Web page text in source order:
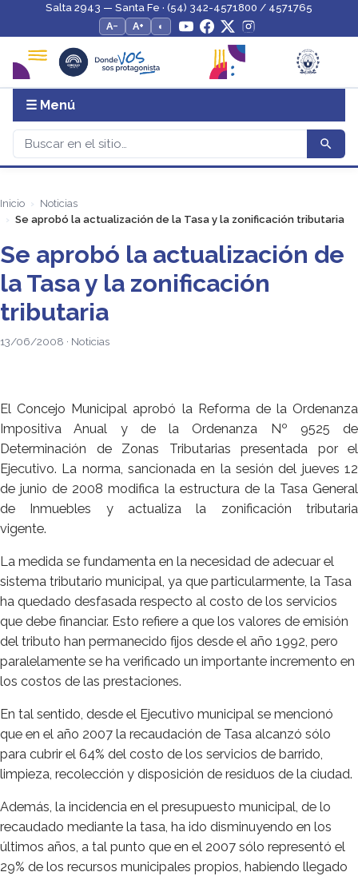
Salta 2943 — Santa Fe · (54) 342-4571800 / 4571765
A−
A+ ◐
☰ Menú
Inicio
Noticias
Se aprobó la actualización de la Tasa y la zonificación tributaria
Se aprobó la actualización de
la Tasa y la zonificación
tributaria
13/06/2008 · Noticias
El Concejo Municipal aprobó la Reforma de la Ordenanza
Impositiva Anual y de la Ordenanza Nº 9525 de
Determinación de Zonas Tributarias presentada por el
Ejecutivo. La norma, sancionada en la sesión del jueves 12
de junio de 2008 modifica la estructura de la Tasa General
de Inmuebles y actualiza la zonificación tributaria
vigente.
La medida se fundamenta en la necesidad de adecuar el
sistema tributario municipal, ya que particularmente, la Tasa
ha quedado desfasada respecto al costo de los servicios
que debe financiar. Esto refiere a que los valores de emisión
del tributo han permanecido fijos desde el año 1992, pero
paralelamente se ha verificado un importante incremento en
los costos de las prestaciones.
En tal sentido, desde el Ejecutivo municipal se mencionó
que en el año 2007 la recaudación de Tasa alcanzó sólo
para cubrir el 64% del costo de los servicios de barrido,
limpieza, recolección y disposición de residuos de la ciudad.
Además, la incidencia en el presupuesto municipal, de lo
recaudado mediante la tasa, ha ido disminuyendo en los
últimos años, a tal punto que en el 2007 sólo representó el
29% de los recursos municipales propios, habiendo llegado